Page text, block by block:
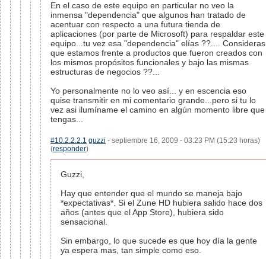
En el caso de este equipo en particular no veo la
inmensa "dependencia" que algunos han tratado de
acentuar con respecto a una futura tienda de
aplicaciones (por parte de Microsoft) para respaldar este
equipo...tu vez esa "dependencia" elías ??.... Consideras
que estamos frente a productos que fueron creados con
los mismos propósitos funcionales y bajo las mismas
estructuras de negocios ??...
Yo personalmente no lo veo así... y en escencia eso
quise transmitir en mi comentario grande...pero si tu lo
vez asi ilumíname el camino en algún momento libre que
tengas...
#10.2.2.2.1 guzzi - septiembre 16, 2009 - 03:23 PM (15:23 horas)
(responder)
Guzzi,
Hay que entender que el mundo se maneja bajo
*expectativas*. Si el Zune HD hubiera salido hace dos
años (antes que el App Store), hubiera sido
sensacional.
Sin embargo, lo que sucede es que hoy día la gente
ya espera mas, tan simple como eso.